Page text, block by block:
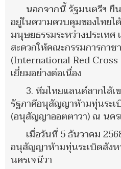
นอกจากนี้ รัฐมนตรีฯ ยื
อยู่ในความควบคุมของไทย
มนุษยธรรมระหว่างประเทศ
สะดวกให้คณะกรรมการกาช
(International Red Cross
เยี่ยมอย่างต่อเนื่อง
3. ทีมไทยแลนด์ลากไส้
รัฐภาคีอนุสัญญาห้ามทุ่นระเ
(อนุสัญญาออตตาวา) ณ นคร
เมื่อวันที่ 5 ธันวาคม
อนุสัญญาห้ามทุ่นระเบิดสัง
นครเจนีวา